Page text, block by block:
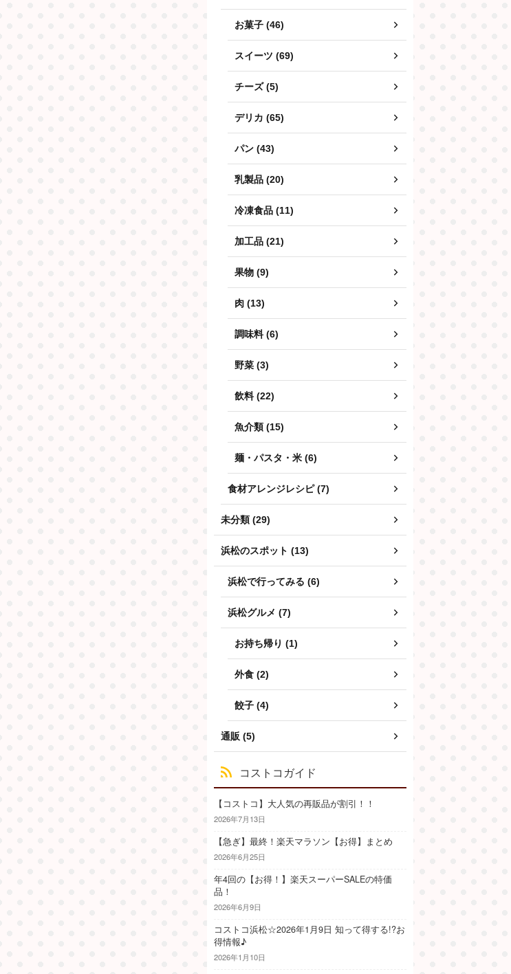
お菓子 (46)
スイーツ (69)
チーズ (5)
デリカ (65)
パン (43)
乳製品 (20)
冷凍食品 (11)
加工品 (21)
果物 (9)
肉 (13)
調味料 (6)
野菜 (3)
飲料 (22)
魚介類 (15)
麺・パスタ・米 (6)
食材アレンジレシピ (7)
未分類 (29)
浜松のスポット (13)
浜松で行ってみる (6)
浜松グルメ (7)
お持ち帰り (1)
外食 (2)
餃子 (4)
通販 (5)
コストコガイド
【コストコ】大人気の再販品が割引！！
2026年7月13日
【急ぎ】最終！楽天マラソン【お得】まとめ
2026年6月25日
年4回の【お得！】楽天スーパーSALEの特価
品！
2026年6月9日
コストコ浜松☆2026年1月9日 知って得する!?お
得情報♪
2026年1月10日